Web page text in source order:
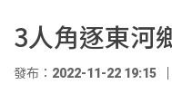
3人角逐東河
發布：2022-11-22 19:15